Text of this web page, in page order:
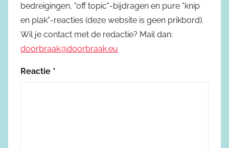
bedreigingen, "off topic"-bijdragen en pure "knip
en plak"-reacties (deze website is geen prikbord).
Wil je contact met de redactie? Mail dan:
doorbraak@doorbraak.eu
Reactie *